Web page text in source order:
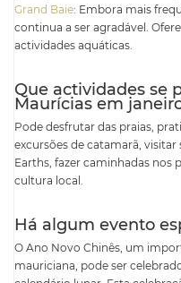
Grand Baie: Embora mais
continua a ser agradável.
actividades aquáticas.
Que actividades se
Maurícias em
Pode desfrutar das praias,
excursões de catamarã,
Earths, fazer caminhadas nos
cultura local.
Há algum evento
O Ano Novo Chinês, um
mauriciana, pode ser